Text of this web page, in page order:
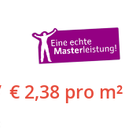
€ 2,38 pro m²